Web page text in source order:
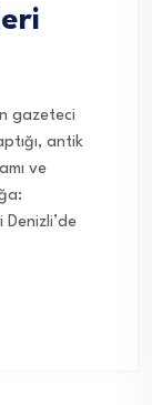
gazeteci
antik
ve